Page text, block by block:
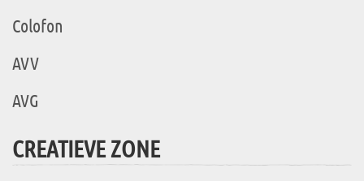
Colofon
AVV
AVG
CREATIEVE ZONE